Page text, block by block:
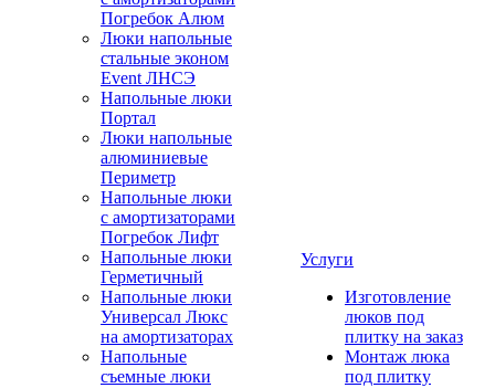
Погребок Алюм
Люки напольные
стальные эконом
Event ЛНСЭ
Напольные люки
Портал
Люки напольные
алюминиевые
Периметр
Напольные люки
с амортизаторами
Погребок Лифт
Напольные люки
Герметичный
Напольные люки
Универсал Люкс
на амортизаторах
Напольные
съемные люки
Услуги
Изготовление
люков под
плитку на заказ
Монтаж люка
под плитку